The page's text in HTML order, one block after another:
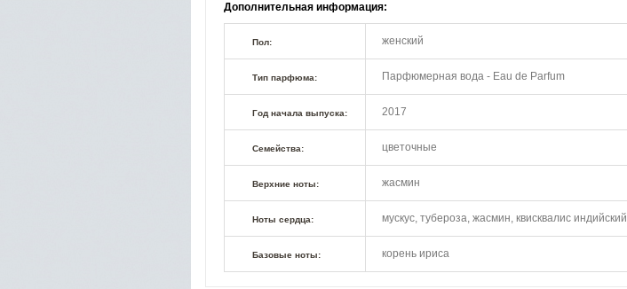
Дополнительная информация:
Пол: женский
Тип парфюма: Парфюмерная вода - Eau de Parfum
Год начала выпуска: 2017
Семейства: цветочные
Верхние ноты: жасмин
Ноты сердца: мускус, тубероза, жасмин, квисквалис индийский
Базовые ноты: корень ириса